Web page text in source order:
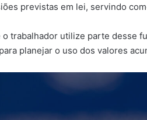
previstas em lei, servindo
trabalhador utilize parte desse
planejar o uso dos valores